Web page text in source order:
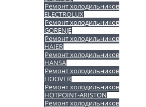
Ремонт холодильников
ELECTROLUX
Ремонт холодильников
GORENJE
Ремонт холодильников
HAIER
Ремонт холодильников
HANSA
Ремонт холодильников
HOOVER
Ремонт холодильников
HOTPOINT-ARISTON
Ремонт холодильников